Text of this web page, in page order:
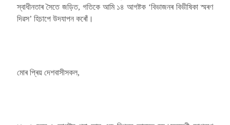
স্বাধীনতাৰ সৈতে জড়িত, গতিকে আমি ১৪ আগষ্টক ‘বিভাজনৰ বিভীষিকা স্মৰণ
দিৱস’ হিচাপে উদযাপন কৰোঁ।
মোৰ প্ৰিয় দেশবাসীসকল,